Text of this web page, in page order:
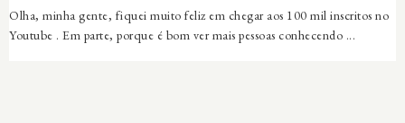
Olha, minha gente, fiquei muito feliz em chegar aos 100 mil inscritos no
Youtube . Em parte, porque é bom ver mais pessoas conhecendo ...